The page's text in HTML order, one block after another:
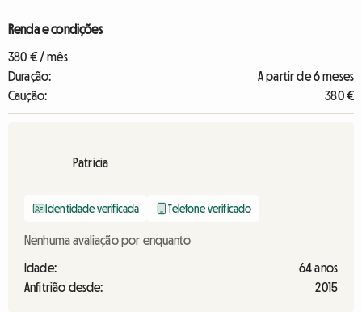
Renda e condições
380 € / mês
Duração:
A partir de 6 meses
Caução:
380 €
Patricia
Identidade verificada Telefone verificado
Nenhuma avaliação por enquanto
Idade:
64 anos
Anfitrião desde:
2015